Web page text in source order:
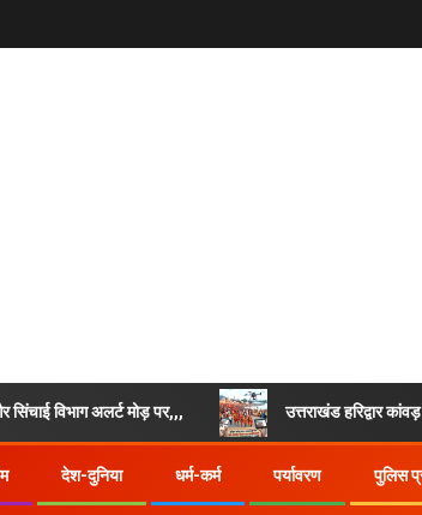
मोड़ पर,,, उत्तराखंड हरिद्वार कांवड़ यात्रा में
देश-दुनिया धर्म-कर्म पर्यावरण पुलिस